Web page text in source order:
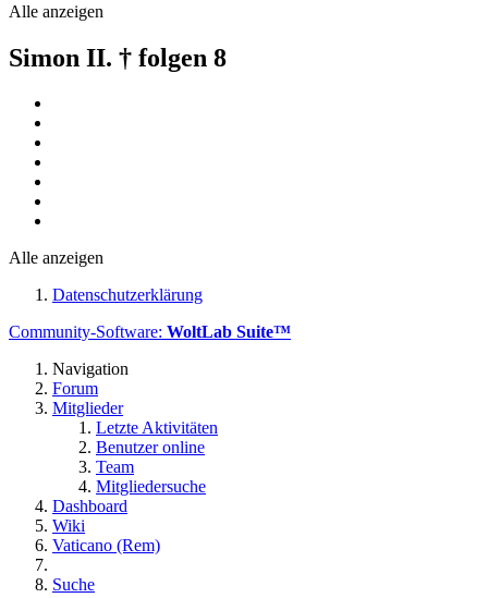
Alle anzeigen
Simon II. † folgen 8
Alle anzeigen
Datenschutzerklärung
Community-Software: WoltLab Suite™
Navigation
Forum
Mitglieder
Letzte Aktivitäten
Benutzer online
Team
Mitgliedersuche
Dashboard
Wiki
Vaticano (Rem)
Suche